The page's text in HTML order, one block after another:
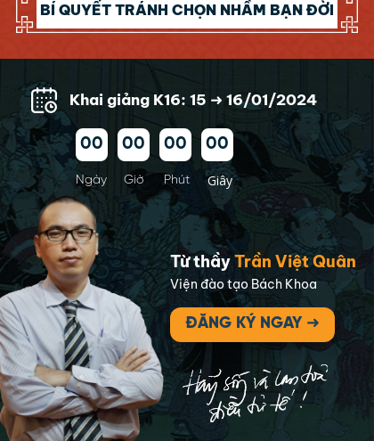
Từ thầyTrần Việt Quân
Viện đào tạo Bách Khoa
ĐĂNG KÝ NGAY ➜
BÍ QUYẾT TRÁNH CHỌN NHẦM BẠN ĐỜI
Khai giảng K16: 15 ➜ 16/01/2024
00 00 00 00
Ngày Giờ Phút Giây